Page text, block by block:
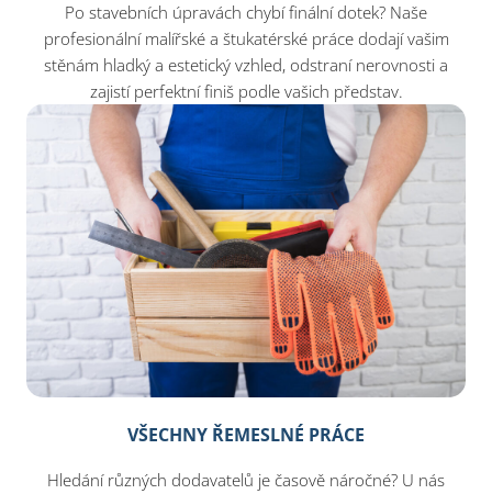
Po stavebních úpravách chybí finální dotek? Naše
profesionální malířské a štukatérské práce dodají vašim
stěnám hladký a estetický vzhled, odstraní nerovnosti a
zajistí perfektní finiš podle vašich představ.
VŠECHNY ŘEMESLNÉ PRÁCE
Hledání různých dodavatelů je časově náročné? U nás